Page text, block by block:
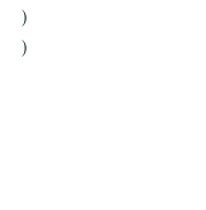
）
）